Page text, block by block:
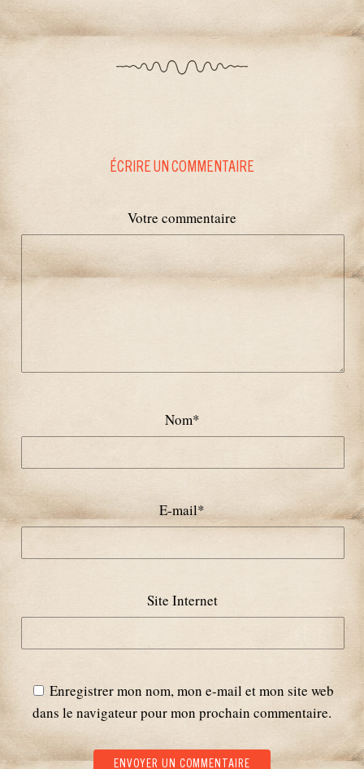
ÉCRIRE UN COMMENTAIRE
Votre commentaire
Nom*
E-mail*
Site Internet
Enregistrer mon nom, mon e-mail et mon site web
dans le navigateur pour mon prochain commentaire.